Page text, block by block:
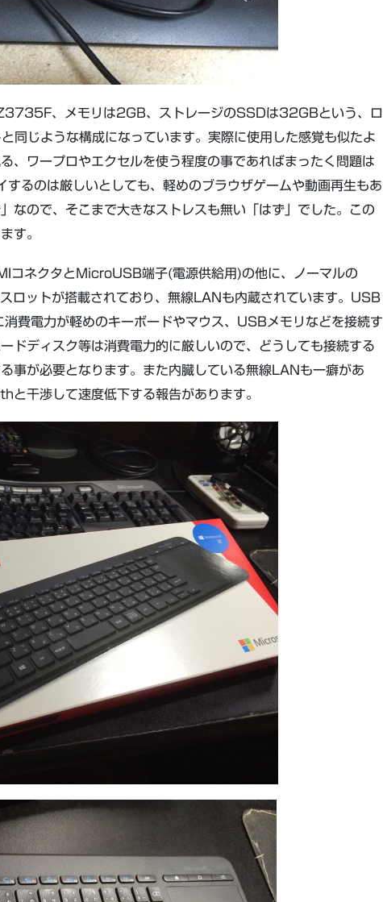
、メモリは2GB、ストレージのSSDは32GBという、ロ
同じような構成になっています。実際に使用した感覚も似たよ
、ワープロやエクセルを使う程度の事であればまったく問題は
るのは厳しいとしても、軽めのブラウザゲームや動画再生もあ
なので、そこまで大きなストレスも無い「はず」でした。この
す。
コネクタとMicroUSB端子(電源供給用)の他に、ノーマルの
ットが搭載されており、無線LANも内蔵されています。USB
費電力が軽めのキーボードやマウス、USBメモリなどを接続す
ドディスク等は消費電力的に厳しいので、どうしても接続する
事が必要となります。また内臓している無線LANも一癖があ
干渉して速度低下する報告があります。